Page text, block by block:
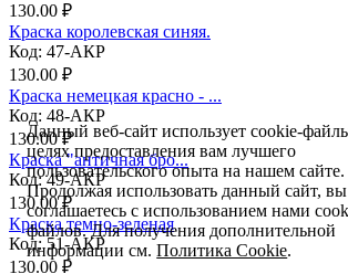
130.00 ₽
Краска королевская синяя.
Код: 47-АКР
130.00 ₽
Краска немецкая красно - ...
Код: 48-АКР
130.00 ₽
Краска "античная бро...
Код: 49-АКР
130.00 ₽
Краска темно-зеленая
Код: 51-АКР
130.00 ₽
Данный веб-сайт использует cookie-
целях предоставления вам лучшего
пользовательского опыта на нашем сайте.
Продолжая использовать данный сайт, вы
соглашаетесь с использованием нами
файлов. Для получения дополнительной
информации см.Политика Cookie.